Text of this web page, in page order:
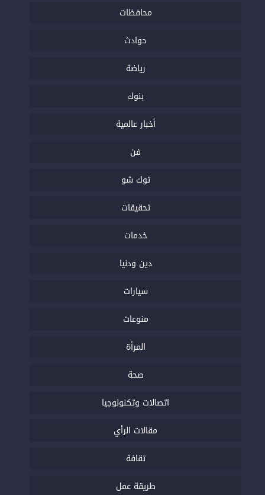
محافظات
حوادث
رياضة
بنوك
أخبار عالمية
فن
توك شو
تحقيقات
خدمات
دين ودنيا
سيارات
منوعات
المرأة
صحة
اتصالات وتكنولوجيا
مقالات الرأي
ثقافة
طريقة عمل